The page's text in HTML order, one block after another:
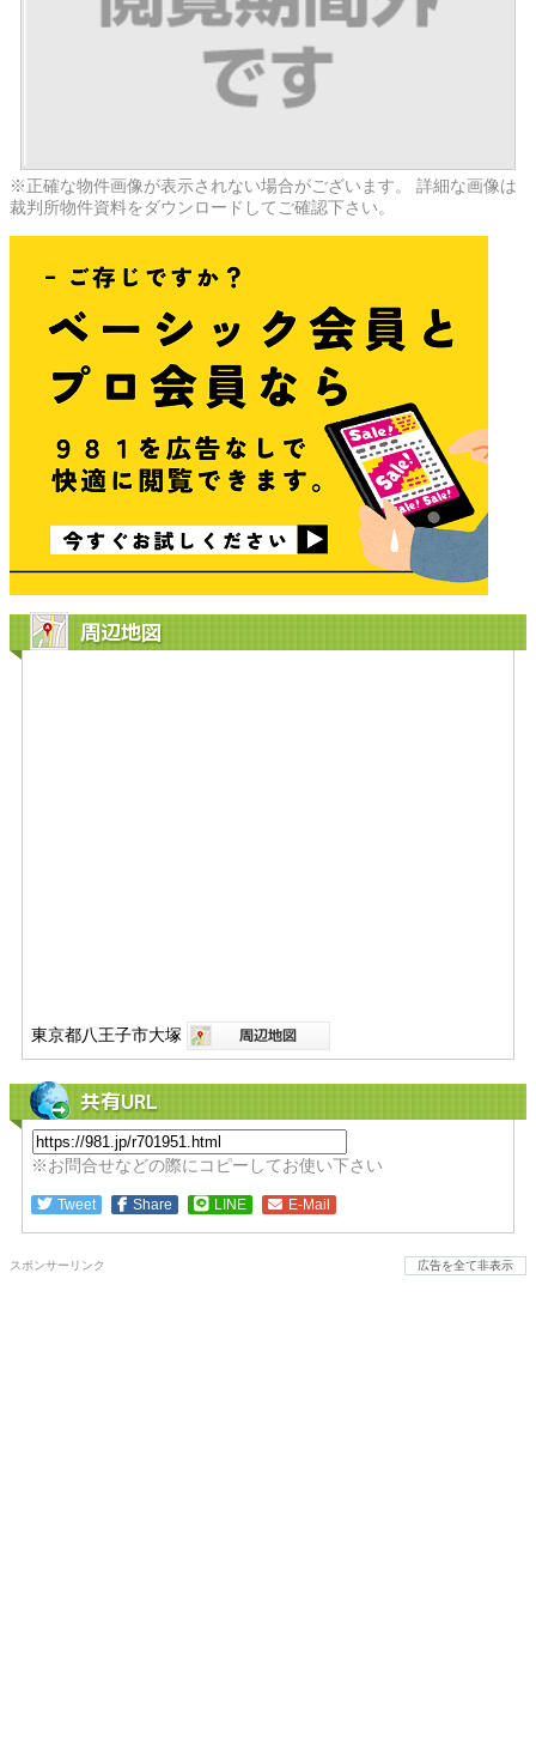
※正確な物件画像が表示されない場合がございます。 詳細な画像は
裁判所物件資料をダウンロードしてご確認下さい。
周辺地図
東京都八王子市大塚
共有URL
※お問合せなどの際にコピーしてお使い下さい
Tweet Share LINE E-Mail
スポンサーリンク 広告を全て非表示